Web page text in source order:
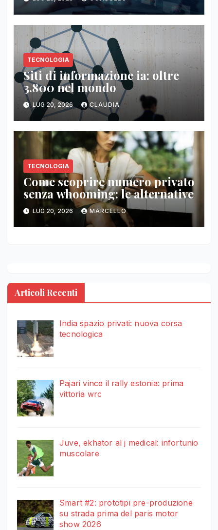
TECNOLOGIA
Siti di informazione ia: oltre
3.800 nel mondo
LUG 20, 2026 CLAUDIA
TECNOLOGIA
Come scoprire numero privato
senza whooming: le alternative
LUG 20, 2026 MARCELLO
Articoli Recenti
India spazio privati: nuova corsa
tecnologica
Pajari vince il rally estonia: prima
vittoria wrc
Juve, ekhator al j medical: infortunio
muscolare
Smart #2: prototipi pre-produzione
su strada prima del paris motor
show 2026